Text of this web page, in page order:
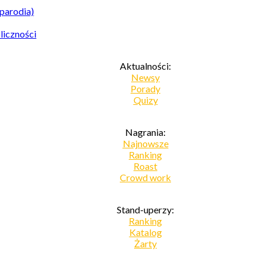
Aktualności:
Newsy
Porady
Quizy
Nagrania:
Najnowsze
Ranking
Roast
Crowd work
Stand-uperzy:
Ranking
Katalog
Żarty